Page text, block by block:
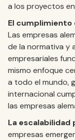
a los proyectos
El cumplimiento
Las empresas
de la normativa y
empresariales
mismo enfoque
a todo el mundo,
internacional
las empresas
La
empresas